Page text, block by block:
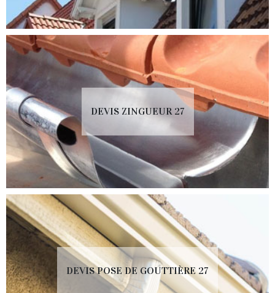
DEVIS ZINGUEUR 27
DEVIS POSE DE GOUTTIÈRE 27